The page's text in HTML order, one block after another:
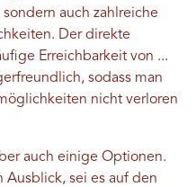
auch zahlreiche
Der direkte
Erreichbarkeit von ...
sodass man
nicht verloren
auch einige Optionen.
sei es auf den